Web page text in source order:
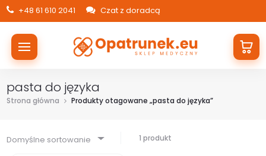
+48 61 610 2041 Czat z doradcą
pasta do języka
Strona główna Produkty otagowane „pasta do języka”
Domyślne sortowanie 1 produkt